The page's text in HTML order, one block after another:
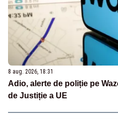
8 aug. 2026, 18:31
Adio, alerte de poliție pe
de Justiție a UE